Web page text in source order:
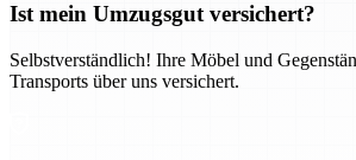
Ist mein Umzugsgut versichert?
Selbstverständlich! Ihre Möbel und
Transports über uns versichert.